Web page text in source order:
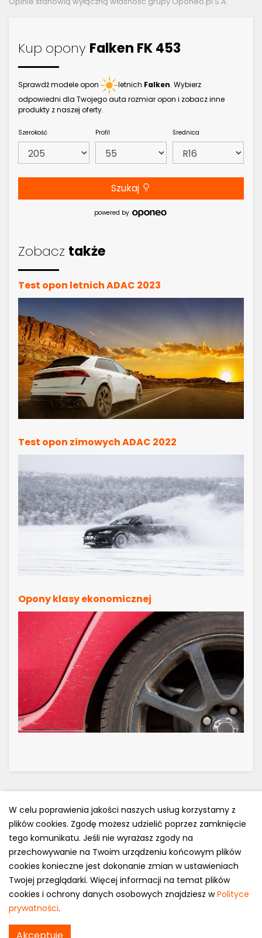
Kup opony Falken FK 453
Sprawdź modele opon letnich Falken. Wybierz
odpowiedni dla Twojego auta rozmiar opon i zobacz inne
produkty z naszej oferty.
Szerokość Profil Średnica
Szukaj
powered by
Zobacz także
Test opon letnich ADAC 2023
Test opon zimowych ADAC 2022
Opony klasy ekonomicznej
Polityka prywatności
e-mail: kontakt@opony.com.pl
Copyright © 2000-2023 Opony.com.pl
W celu poprawienia jakości naszych usług korzystamy z
plików cookies. Zgodę możesz udzielić poprzez zamknięcie
tego komunikatu. Jeśli nie wyrażasz zgody na
przechowywanie na Twoim urządzeniu końcowym plików
cookies konieczne jest dokonanie zmian w ustawieniach
Twojej przeglądarki. Więcej informacji na temat plików
cookies i ochrony danych osobowych znajdziesz wPolityce
prywatności.